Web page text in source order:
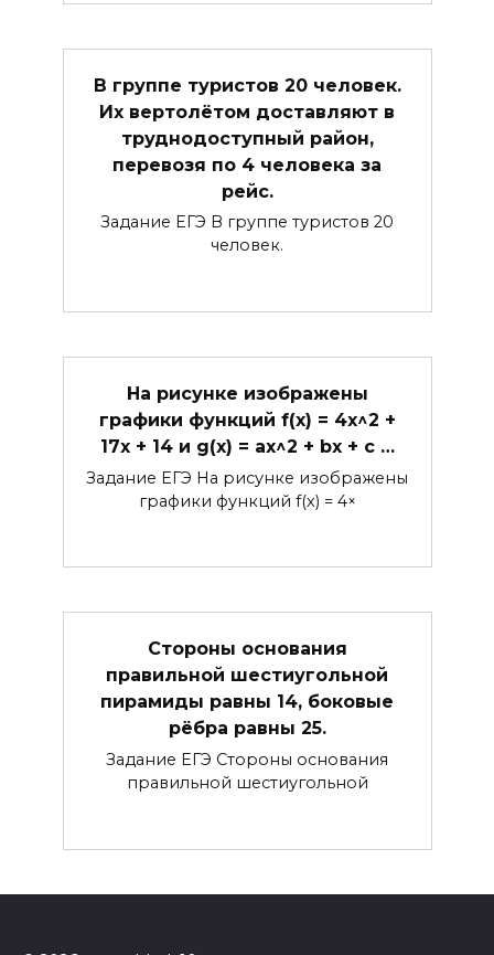
В группе туристов 20 человек.
Их вертолётом доставляют в
труднодоступный район,
перевозя по 4 человека за
рейс.
Задание ЕГЭ В группе туристов 20
человек.
На рисунке изображены
графики функций f(x) = 4x^2 +
17x + 14 и g(x) = ax^2 + bx + c …
Задание ЕГЭ На рисунке изображены
графики функций f(x) = 4×
Стороны основания
правильной шестиугольной
пирамиды равны 14, боковые
рёбра равны 25.
Задание ЕГЭ Стороны основания
правильной шестиугольной